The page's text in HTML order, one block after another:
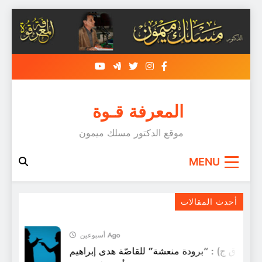
content
المعرفة قـوة
موقع الدكتور مسلك ميمون
MENU
أحدث المقالات
أسبوعين Ago
ل (ق ق ج) : “برودة منعشة” للقاصّة هدى إبراهيم
أقسمت الكتائب..